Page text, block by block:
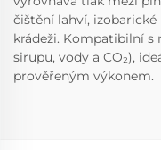
čištění lahví,
krádeži. Kompatibilní s
sirupu, vody a CO₂),
prověřeným výkonem.